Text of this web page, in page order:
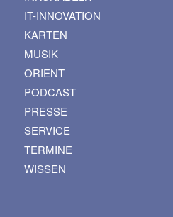
IT-INNOVATION
KARTEN
MUSIK
ORIENT
PODCAST
PRESSE
SERVICE
TERMINE
WISSEN